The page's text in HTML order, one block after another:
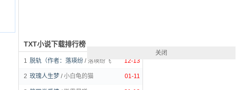
TXT小说下载排行榜
12-13
1 脱轨（作者：落瑛纷 /落瑛纷飞
01-11
2 玫瑰人生梦 /小白龟的猫
关闭